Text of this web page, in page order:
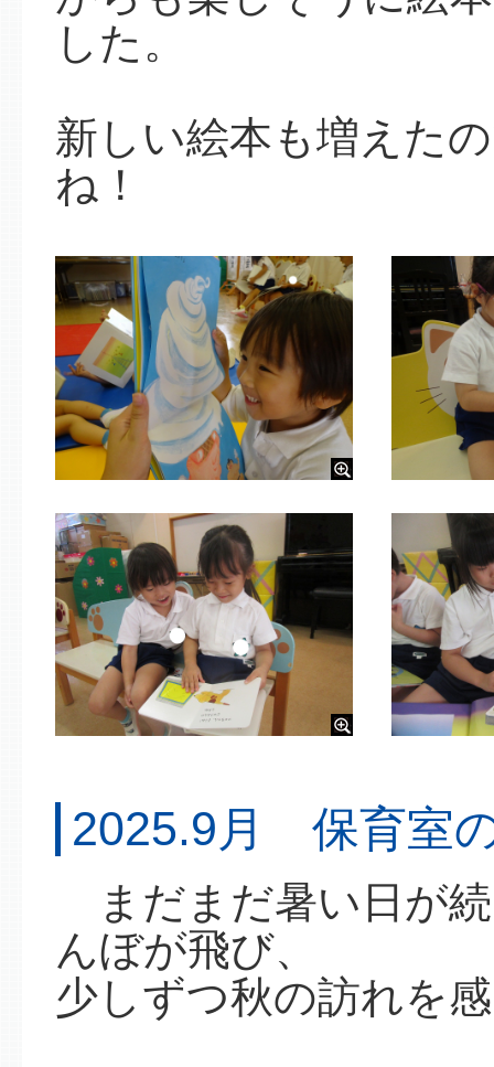
した。
新しい絵本も増えた
ね！
2025.9月 保育室
まだまだ暑い日が
んぼが飛び、
少しずつ秋の訪れを